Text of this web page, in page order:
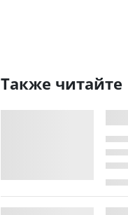
Также читайте